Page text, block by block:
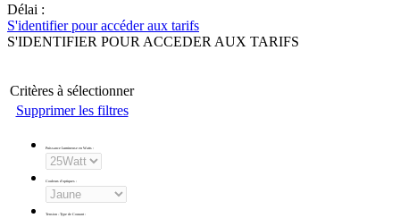
Délai :
S'identifier pour accéder aux tarifs
S'IDENTIFIER POUR ACCEDER AUX TARIFS
Critères à sélectionner
Supprimer les filtres
Puissance Lumineuse en Watts :
Couleurs d'optiques :
Tension - Type de Courant :